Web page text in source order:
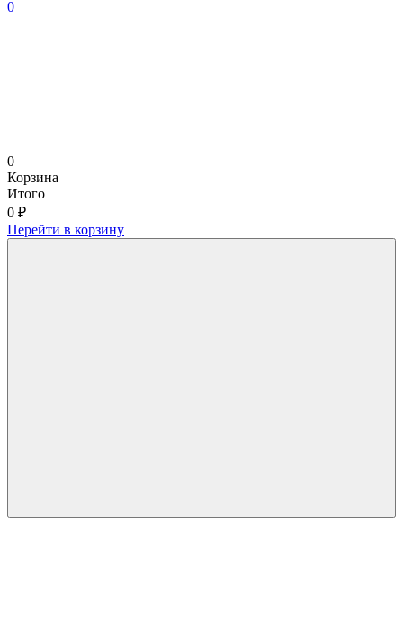
0
0
Корзина
Итого
0 ₽
Перейти в корзину